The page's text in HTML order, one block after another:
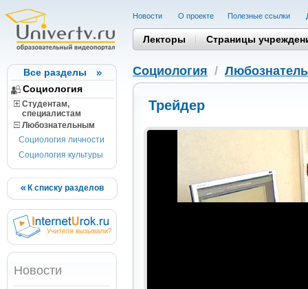
Все разделы
Социология
Студентам,
cпециалистам
Любознательным
Социология личности
Социология культуры
К списку разделов
Новости
Новости О проекте Полезные cсылки
Лекторы Страницы
Социология /
Трейдер